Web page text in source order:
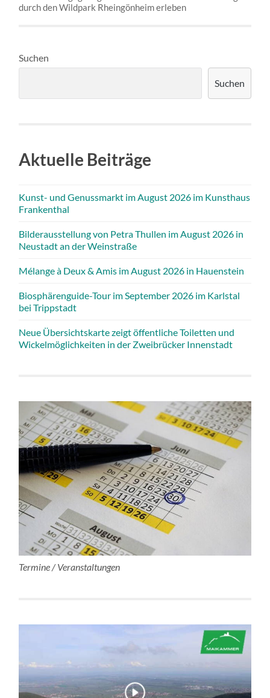
durch den Wildpark Rheingönheim erleben
Suchen
Suchen
Aktuelle Beiträge
Kunst- und Genussmarkt im August 2026 im Kunsthaus
Frankenthal
Bilderausstellung von Petra Thullen im August 2026 in
Neustadt an der Weinstraße
Mélange à Deux & Amis im August 2026 in Hauenstein
Biosphärenguide-Tour im September 2026 im Karlstal
bei Trippstadt
Neue Übersichtskarte zeigt öffentliche Toiletten und
Wickelmöglichkeiten in der Zweibrücker Innenstadt
Termine / Veranstaltungen